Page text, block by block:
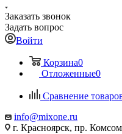
Заказать звонок
Задать вопрос
Войти
Корзина0
Отложенные0
Сравнение
info@mixone.ru
г. Красноярск, пр.